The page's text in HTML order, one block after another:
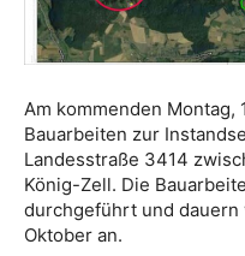
Am kommenden Montag,
Bauarbeiten zur
Landesstraße 3414
König-Zell. Die
durchgeführt und
Oktober an.